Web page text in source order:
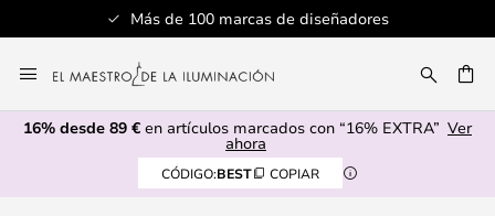
Más de 100 marcas de diseñadores
al
contenido
16% desde 89 € en artículos marcados con “16% EXTRA” Ver
ahora
CÓDIGO:BEST COPIAR